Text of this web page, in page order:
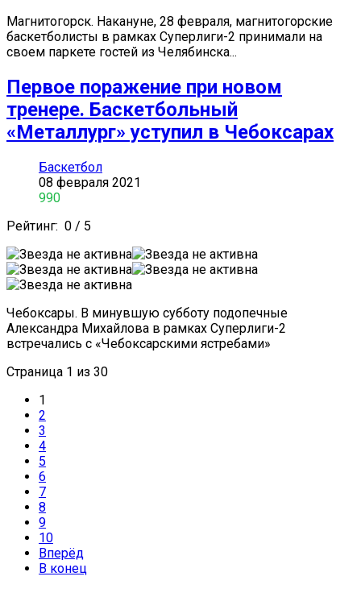
Магнитогорск. Накануне, 28 февраля, магнитогорские
баскетболисты в рамках Суперлиги-2 принимали на
своем паркете гостей из Челябинска...
Первое поражение при новом
тренере. Баскетбольный
«Металлург» уступил в Чебоксарах
Баскетбол
08 февраля 2021
990
Рейтинг: 0 / 5
Чебоксары. В минувшую субботу подопечные
Александра Михайлова в рамках Суперлиги-2
встречались с «Чебоксарскими ястребами»
Страница 1 из 30
1
2
3
4
5
6
7
8
9
10
Вперёд
В конец